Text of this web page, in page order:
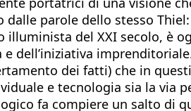
parole dello stesso
del XXI secolo, è
e dell’iniziativa
dei fatti) che in
e tecnologia sia la via
fa compiere un salto di